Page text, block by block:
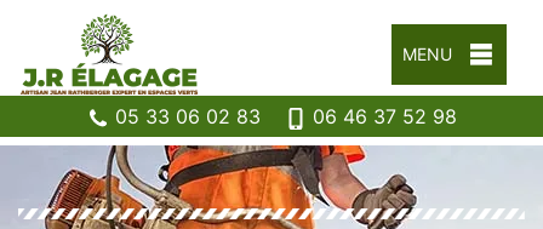
MENU
05 33 06 02 83 06 46 37 52 98